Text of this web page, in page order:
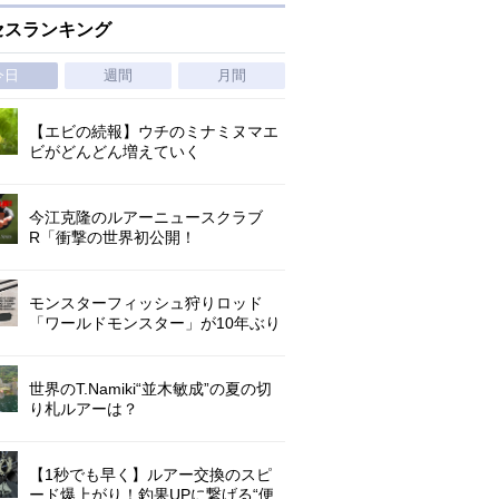
スランキング
日 週間 月間
【エビの続報】ウチのミナミヌマエ
ビがどんどん増えていく
今江克隆のルアーニュースクラブ
R「衝撃の世界初公開！
モンスターフィッシュ狩りロッド
「ワールドモンスター」が10年ぶり
世界のT.Namiki“並木敏成”の夏の切
り札ルアーは？
【1秒でも早く】ルアー交換のスピ
ード爆上がり！釣果UPに繋げる“便